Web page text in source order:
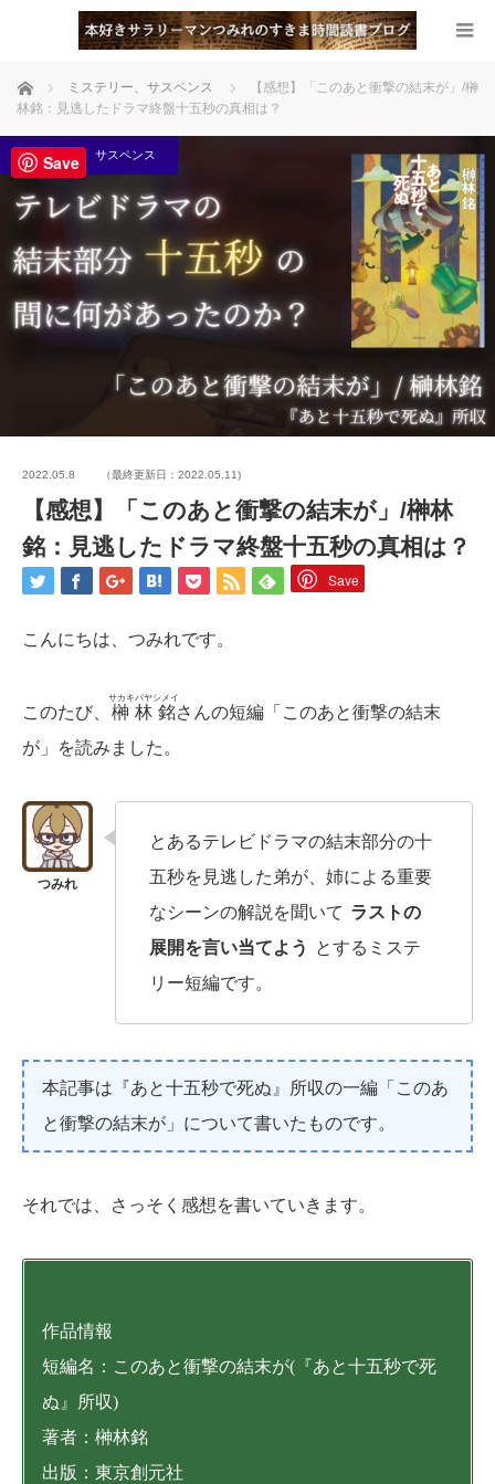
ホーム ミステリー、サスペンス
【感想】「このあと衝撃の結末が」/榊
林銘：見逃したドラマ終盤十五秒の真相は？
ミステリー、サスペンス
2022.05.8 （最終更新日：2022.05.11)
【感想】「このあと衝撃の結末が」/榊林
銘：見逃したドラマ終盤十五秒の真相は？
Save
こんにちは、つみれです。
このたび、 榊林銘
サカキバヤシメイ
さんの短編「このあと衝撃の結末
が」を読みました。
とあるテレビドラマの結末部分の十
五秒を見逃した弟が、姉による重要
なシーンの解説を聞いて ラストの
展開を言い当てよう
とするミステ
リー短編です。
本記事は『あと十五秒で死ぬ』所収の一編「このあ
と衝撃の結末が」について書いたものです。
それでは、さっそく感想を書いていきます。
作品情報
短編名：このあと衝撃の結末が(『あと十五秒で死
ぬ』所収)
著者：榊林銘
出版：東京創元社
Save